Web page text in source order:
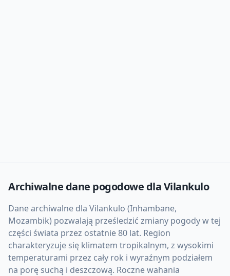
Archiwalne dane pogodowe dlaVilankulo
Dane archiwalne dla Vilankulo (Inhambane,
Mozambik) pozwalają prześledzić zmiany pogody w tej
części świata przez ostatnie 80 lat. Region
charakteryzuje się klimatem tropikalnym, z wysokimi
temperaturami przez cały rok i wyraźnym podziałem
na porę suchą i deszczową. Roczne wahania